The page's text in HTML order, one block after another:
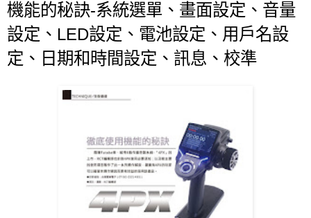
機能的秘訣-系統選單、畫面設定、音量
設定、LED設定、電池設定、用戶名設
定、日期和時間設定、訊息、校準